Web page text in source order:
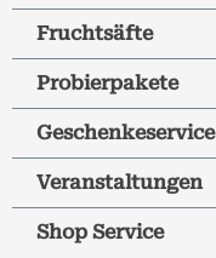
Fruchtsäfte
Probierpakete
Geschenkeservice
Veranstaltungen
Shop Service